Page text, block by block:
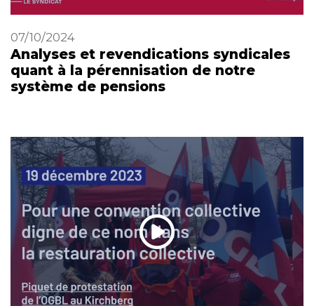
07/10/2024
Analyses et revendications syndicales
quant à la pérennisation de notre
système de pensions